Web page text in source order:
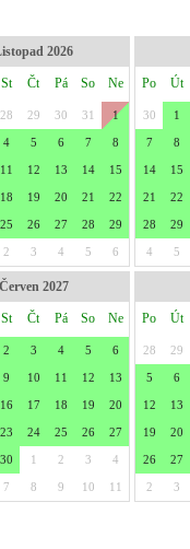
2026
St Čt Pá So Ne
28 29 30 31 1
4 5 6 7 8
11 12 13 14 15
18 19 20 21 22
25 26 27 28 29
2 3 4 5 6
Po Út
30 1
7 8
14 15
21 22
28 29
4 5
Červen 2027
St Čt Pá So Ne
2 3 4 5 6
9 10 11 12 13
16 17 18 19 20
23 24 25 26 27
30 1 2 3 4
7 8 9 10 11
Po Út
28 29
5 6
12 13
19 20
26 27
2 3